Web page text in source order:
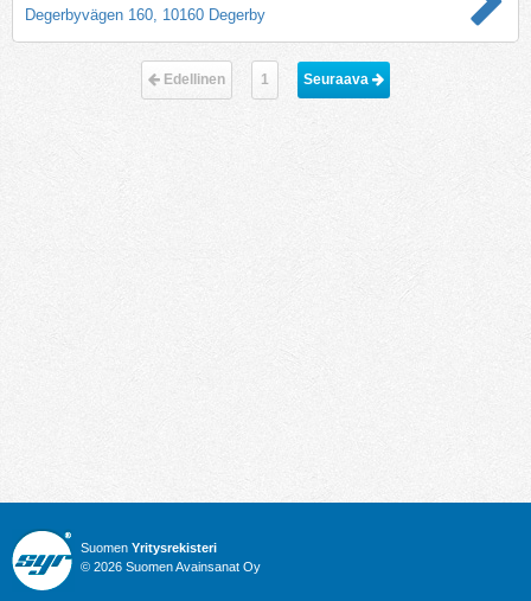
Degerbyvägen 160, 10160 Degerby
Edellinen 1 Seuraava
Suomen Yritysrekisteri
© 2026 Suomen Avainsanat Oy